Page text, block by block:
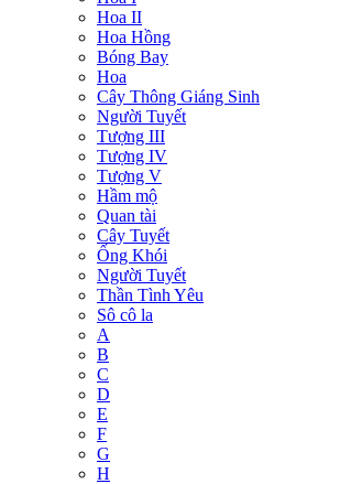
Hoa II
Hoa Hồng
Bóng Bay
Hoa
Cây Thông Giáng Sinh
Người Tuyết
Tượng III
Tượng IV
Tượng V
Hầm mộ
Quan tài
Cây Tuyết
Ống Khói
Người Tuyết
Thần Tình Yêu
Sô cô la
A
B
C
D
E
F
G
H